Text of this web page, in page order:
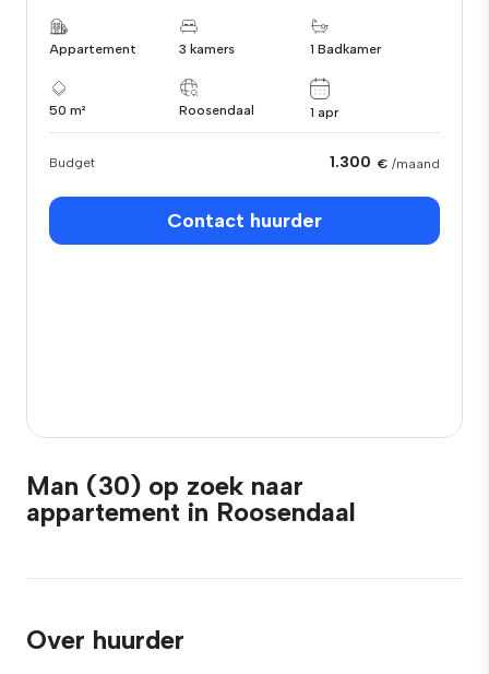
Appartement 3 kamers 1 Badkamer
50 m² Roosendaal 1 apr
Budget 1.300 € /maand
Contact huurder
Man (30) op zoek naar
appartement in Roosendaal
Over huurder